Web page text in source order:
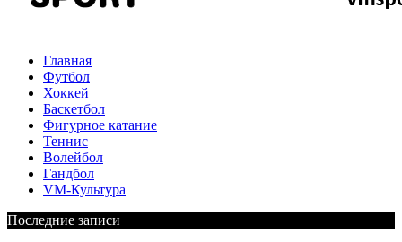
Главная
Футбол
Хоккей
Баскетбол
Фигурное катание
Теннис
Волейбол
Гандбол
VM-Культура
Последние записи